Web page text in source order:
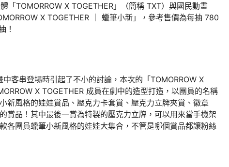
「TOMORROW X TOGETHER」（簡稱 TXT）與國民動畫
X TOGETHER ｜ 蠟筆小新」，參考售價為每抽 780
！
客串登場時引起了不小的討論，本次的「TOMORROW X
X TOGETHER 成員在劇中的造型打造，以團員的名稱
新風格的娃娃賞品、壓克力卡套賞、壓克力立牌夾賞、徽章
賞品！其中最後一賞為特製的壓克力立牌，可以用來當手機架
各團員蠟筆小新風格的娃娃大集合，不管是哪個賞品都讓粉絲